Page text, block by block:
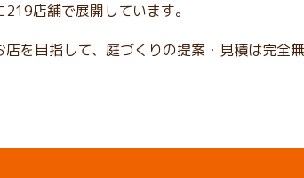
店舗で展開しています。
を目指して、庭づくりの提案・見積は完全